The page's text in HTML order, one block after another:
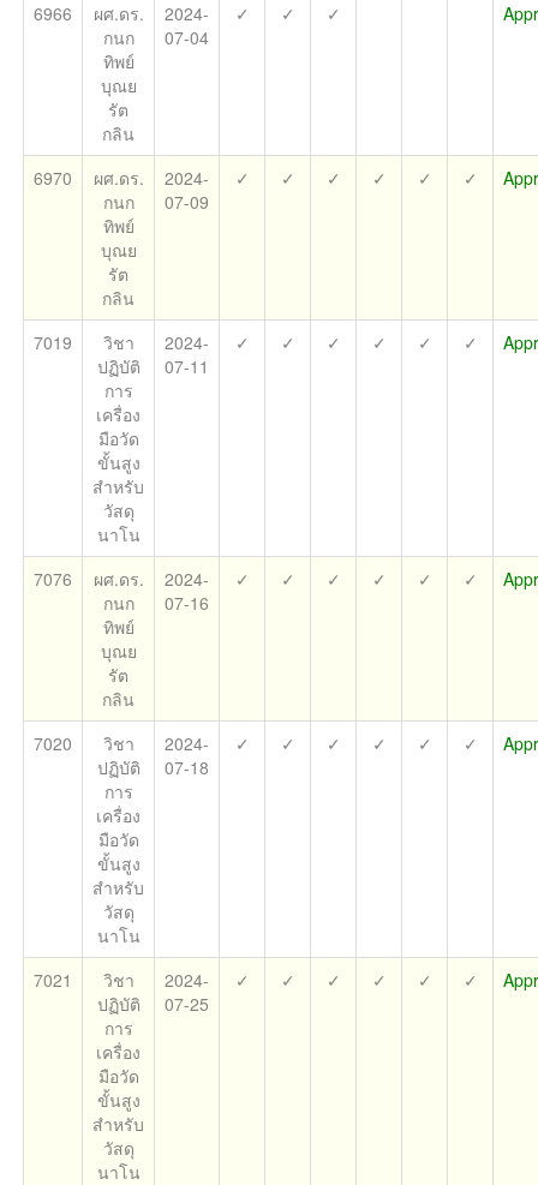
6966
ผศ.ดร.
กนก
ทิพย์
บุณย
รัต
กลิน
2024-
07-04
✓ ✓ ✓
6970
ผศ.ดร.
กนก
ทิพย์
บุณย
รัต
กลิน
2024-
07-09
✓ ✓ ✓ ✓ ✓ ✓
7019
วิชา
ปฏิบัติ
การ
เครื่อง
มือวัด
ขั้นสูง
สำหรับ
วัสดุ
นาโน
2024-
07-11
✓ ✓ ✓ ✓ ✓ ✓
7076
ผศ.ดร.
กนก
ทิพย์
บุณย
รัต
กลิน
2024-
07-16
✓ ✓ ✓ ✓ ✓ ✓
7020
วิชา
ปฏิบัติ
การ
เครื่อง
มือวัด
ขั้นสูง
สำหรับ
วัสดุ
นาโน
2024-
07-18
✓ ✓ ✓ ✓ ✓ ✓
7021
วิชา
ปฏิบัติ
การ
เครื่อง
มือวัด
ขั้นสูง
สำหรับ
วัสดุ
นาโน
2024-
07-25
✓ ✓ ✓ ✓ ✓ ✓